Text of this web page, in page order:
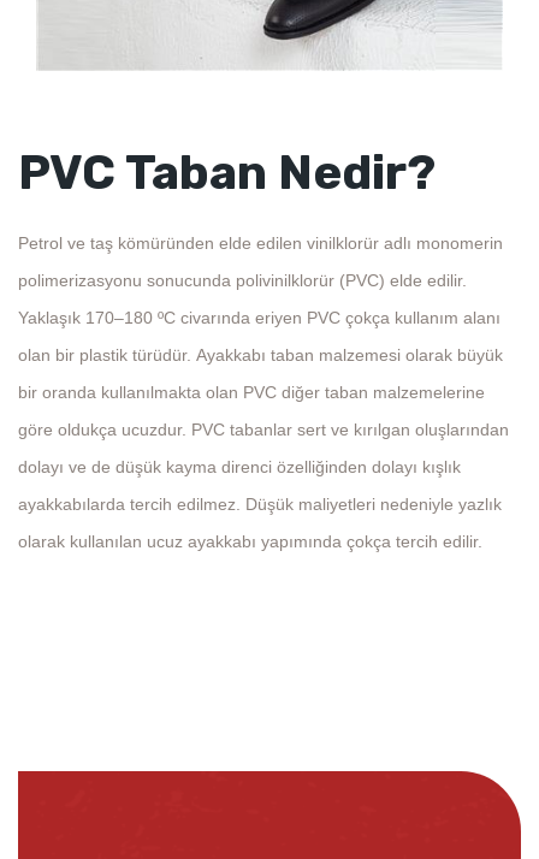
PVC Taban Nedir?
Petrol ve taş kömüründen elde edilen vinilklorür adlı monomerin
polimerizasyonu sonucunda polivinilklorür (PVC) elde edilir.
Yaklaşık 170–180 ºC civarında eriyen PVC çokça kullanım alanı
olan bir plastik türüdür. Ayakkabı taban malzemesi olarak büyük
bir oranda kullanılmakta olan PVC diğer taban malzemelerine
göre oldukça ucuzdur. PVC tabanlar sert ve kırılgan oluşlarından
dolayı ve de düşük kayma direnci özelliğinden dolayı kışlık
ayakkabılarda tercih edilmez. Düşük maliyetleri nedeniyle yazlık
olarak kullanılan ucuz ayakkabı yapımında çokça tercih edilir.